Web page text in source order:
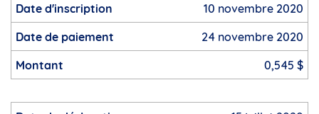
10 novembre 2020
24 novembre 2020
0,545 $